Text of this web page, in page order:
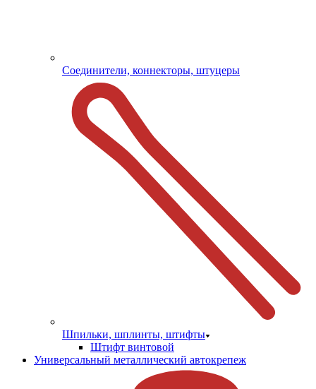
Соединители, коннекторы, штуцеры
Шпильки, шплинты, штифты
Штифт винтовой
Универсальный металлический автокрепеж